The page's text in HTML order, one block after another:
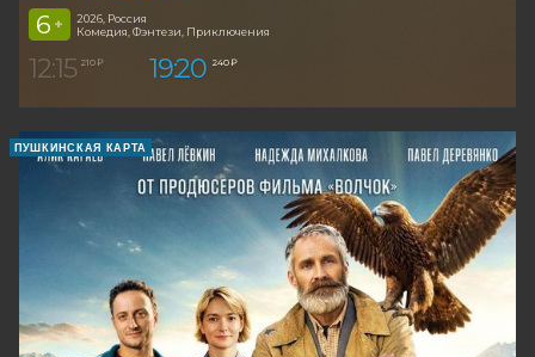
6 +
2026, Россия
Комедия, Фэнтези, Приключения
12:15 210 ₽ 19:20 240 ₽
ПУШКИНСКАЯ КАРТА